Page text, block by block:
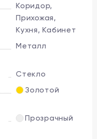
Коридор,
Прихожая,
Кухня, Кабинет
Металл
Стекло
Золотой
Прозрачный